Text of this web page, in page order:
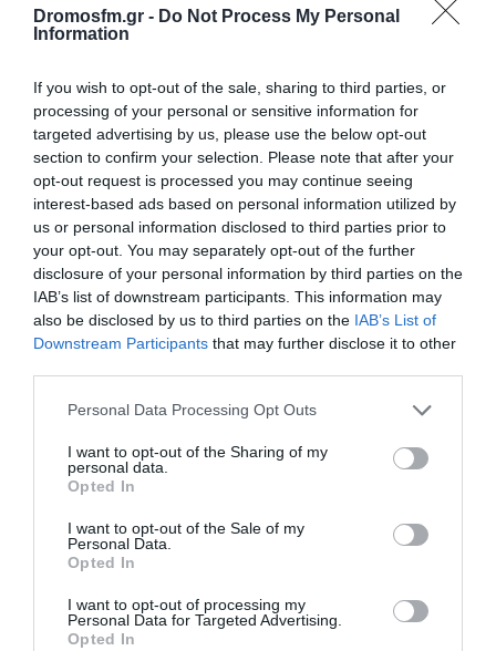
Dromosfm.gr - Do Not Process My Personal
Information
If you wish to opt-out of the sale, sharing to third parties, or
processing of your personal or sensitive information for
targeted advertising by us, please use the below opt-out
section to confirm your selection. Please note that after your
opt-out request is processed you may continue seeing
interest-based ads based on personal information utilized by
us or personal information disclosed to third parties prior to
your opt-out. You may separately opt-out of the further
disclosure of your personal information by third parties on the
IAB’s list of downstream participants. This information may
also be disclosed by us to third parties on the IAB’s List of
Downstream Participants that may further disclose it to other
Please note that this website/app uses one or more Google
not limited to your visit or usage behaviour. You may click to
grant or deny consent to Google and its third-party tags to
use your data for below specified purposes in below Google
consent section.
Personal Data Processing Opt Outs
I want to opt-out of the Sharing of my
personal data.
Opted In
I want to opt-out of the Sale of my
Personal Data.
Opted In
I want to opt-out of processing my
Personal Data for Targeted Advertising.
Opted In
Πρόσφατα Δημοφιλή
ΕΙΠΕΣ – ΦΕΡΡΗΣ ΘΟΔΩΡΗΣ